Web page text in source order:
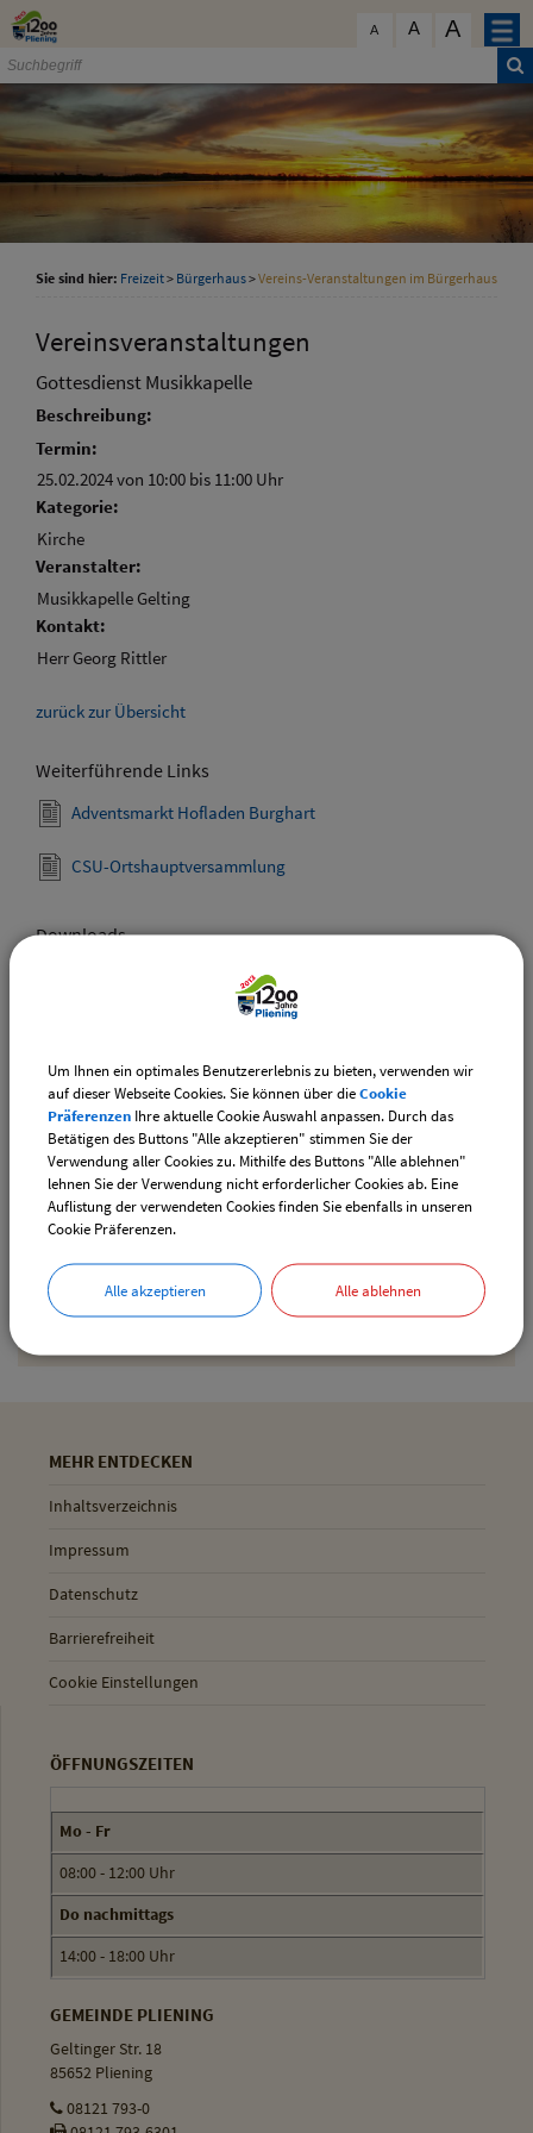
Zum Inhalt
A A A
Gemeinde Pliening
Geltinger Str. 18
85652 Pliening
Sie sind hier: Freizeit> Bürgerhaus>Vereins-Veranstaltungen im Bürgerhaus
Vereinsveranstaltungen
Gottesdienst Musikkapelle
Beschreibung:
Termin:
25.02.2024 von 10:00 bis 11:00 Uhr
Kategorie:
Kirche
Veranstalter:
Musikkapelle Gelting
Kontakt:
Herr Georg Rittler
zurück zur Übersicht
Weiterführende Links
Adventsmarkt Hofladen Burghart
CSU-Ortshauptversammlung
Downloads
Den gewählten Termin als VCS-Kalenderdatei
downloaden
Drucken
MEHR ENTDECKEN
Inhaltsverzeichnis
Impressum
Datenschutz
Barrierefreiheit
Cookie Einstellungen
ÖFFNUNGSZEITEN
Mo - Fr
08:00 - 12:00 Uhr
Do nachmittags
14:00 - 18:00 Uhr
GEMEINDE PLIENING
Geltinger Str. 18
85652 Pliening
08121 793-0
Um Ihnen ein optimales Benutzererlebnis zu bieten, verwenden wir
auf dieser Webseite Cookies. Sie können über dieCookie
Präferenzen Ihre aktuelle Cookie Auswahl anpassen. Durch das
Betätigen des Buttons "Alle akzeptieren" stimmen Sie der
Verwendung aller Cookies zu. Mithilfe des Buttons "Alle ablehnen"
lehnen Sie der Verwendung nicht erforderlicher Cookies ab. Eine
Auflistung der verwendeten Cookies finden Sie ebenfalls in unseren
Cookie Präferenzen.
Alle akzeptieren Alle ablehnen
schließen